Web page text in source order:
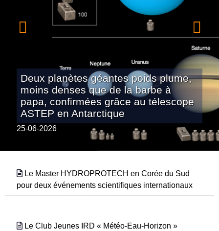
Deux planètes géantes poids plume,
moins denses que de la barbe à
papa, confirmées grâce au télescope
ASTEP en Antarctique
25-06-2026
Le Master HYDROPROTECH en Corée du Sud
pour deux événements scientifiques internationaux
Le Club Jeunes IRD « Météo-Eau-Horizon »